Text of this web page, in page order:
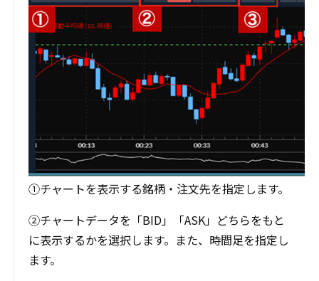
①チャートを表示する銘柄・注文先を指定します。
②チャートデータを「BID」「ASK」どちらをもと
に表示するかを選択します。また、時間足を指定し
ます。